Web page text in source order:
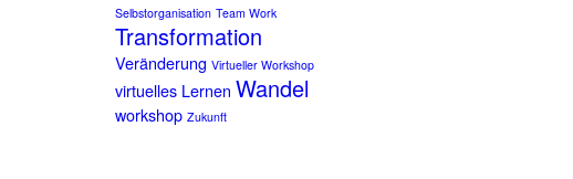
Selbstorganisation Team Work
Transformation
Veränderung Virtueller Workshop
virtuelles Lernen Wandel
workshop Zukunft